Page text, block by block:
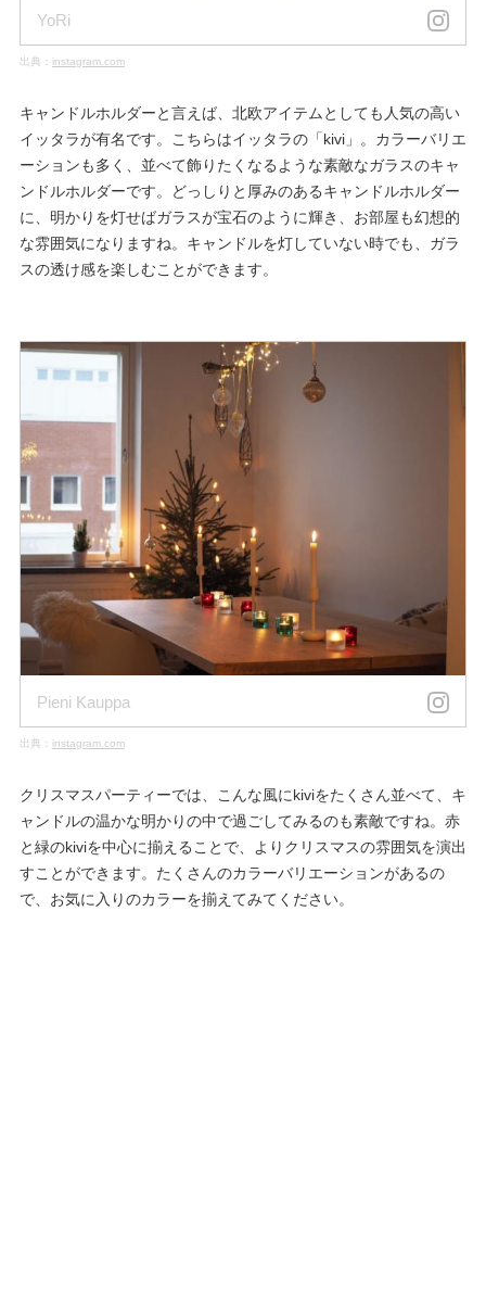
YoRi
出典： instagram.com
キャンドルホルダーと言えば、北欧アイテムとしても人気の高い
イッタラが有名です。こちらはイッタラの「kivi」。カラーバリエ
ーションも多く、並べて飾りたくなるような素敵なガラスのキャ
ンドルホルダーです。どっしりと厚みのあるキャンドルホルダー
に、明かりを灯せばガラスが宝石のように輝き、お部屋も幻想的
な雰囲気になりますね。キャンドルを灯していない時でも、ガラ
スの透け感を楽しむことができます。
Pieni Kauppa
出典： instagram.com
クリスマスパーティーでは、こんな風にkiviをたくさん並べて、キ
ャンドルの温かな明かりの中で過ごしてみるのも素敵ですね。赤
と緑のkiviを中心に揃えることで、よりクリスマスの雰囲気を演出
すことができます。たくさんのカラーバリエーションがあるの
で、お気に入りのカラーを揃えてみてください。